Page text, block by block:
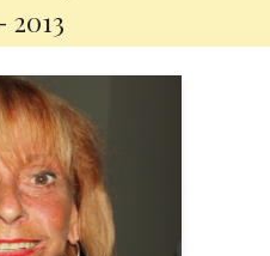
2013